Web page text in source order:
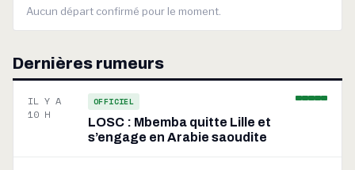
Aucun départ confirmé pour le moment.
Dernières rumeurs
IL Y A
10 H
OFFICIEL
LOSC : Mbemba quitte Lille et
s’engage en Arabie saoudite